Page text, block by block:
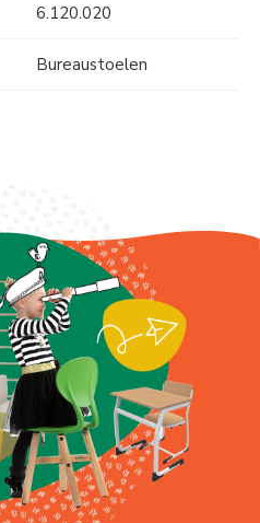
6.120.020
Bureaustoelen